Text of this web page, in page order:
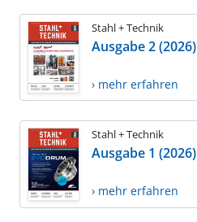
Stahl + Technik
Ausgabe 2 (2026)
› mehr erfahren
Stahl + Technik
Ausgabe 1 (2026)
› mehr erfahren